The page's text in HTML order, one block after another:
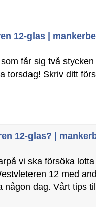
12-glas |
får sig två
torsdag! Skriv ditt
12-glas? |
vi ska försöka
12 med
någon dag. Vårt tips